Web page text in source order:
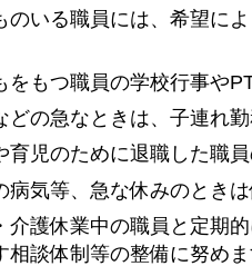
のいる職員には、希望に
をもつ職員の学校行事や
どの急なときは、子連れ
育児のために退職した職
病気等、急な休みのとき
介護休業中の職員と定期
相談体制等の整備に努め